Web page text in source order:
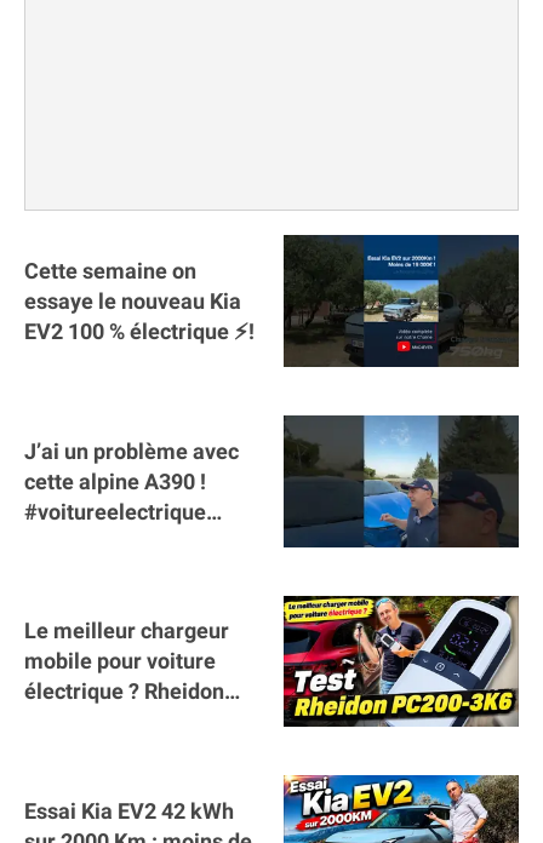
Cette semaine on
essaye le nouveau Kia
EV2 100 % électrique ⚡️!
J’ai un problème avec
cette alpine A390 !
#voitureelectrique
Le meilleur chargeur
mobile pour voiture
électrique ? Rheidon
Essai Kia EV2 42 kWh